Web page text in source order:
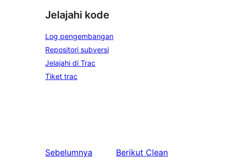
Jelajahi kode
Log pengembangan
Repositori subversi
Jelajahi di Trac
Tiket trac
Sebelumnya
Berikut Clean